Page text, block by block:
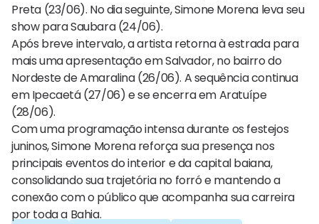
Preta (23/06). No dia seguinte, Simone Morena leva seu
show para Saubara (24/06).
Após breve intervalo, a artista retorna à estrada para
mais uma apresentação em Salvador, no bairro do
Nordeste de Amaralina (26/06). A sequência continua
em Ipecaetá (27/06) e se encerra em Aratuípe
(28/06).
Com uma programação intensa durante os festejos
juninos, Simone Morena reforça sua presença nos
principais eventos do interior e da capital baiana,
consolidando sua trajetória no forró e mantendo a
conexão com o público que acompanha sua carreira
por toda a Bahia.